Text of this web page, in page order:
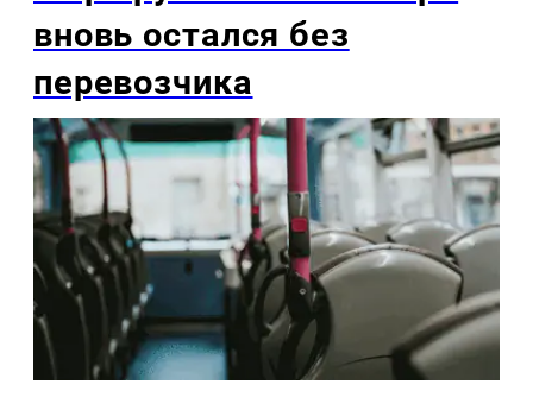
вновь остался без
перевозчика